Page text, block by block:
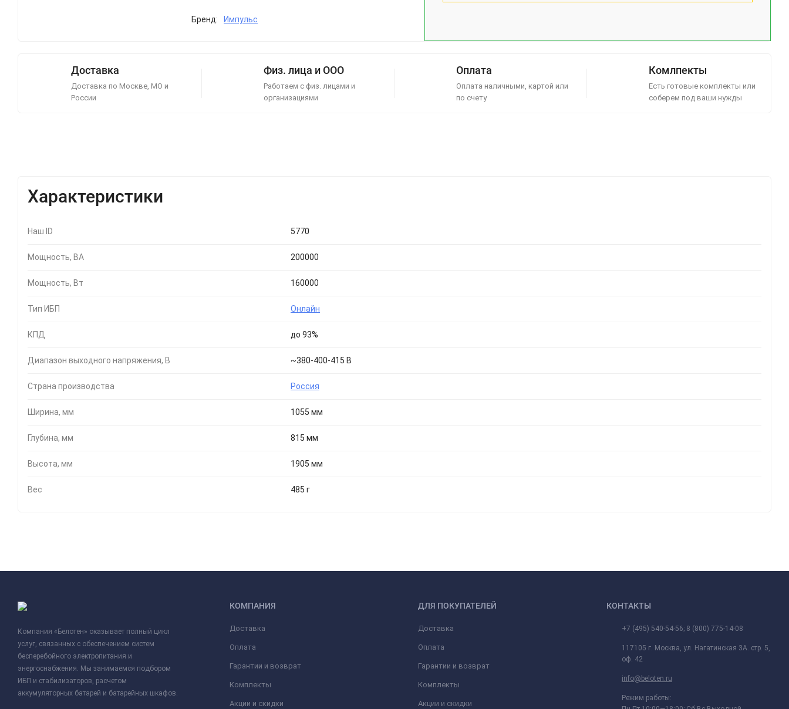
Бренд: Импульс
Доставка
Доставка по Москве, МО и
России
Физ. лица и ООО
Работаем с физ. лицами и
организациями
Оплата
Оплата наличными, картой или
по счету
Комлпекты
Есть готовые комплекты или
соберем под ваши нужды
Характеристики
Наш ID 5770
Мощность, ВА 200000
Мощность, Вт 160000
Тип ИБП Онлайн
КПД до 93%
Диапазон выходного напряжения, В ~380-400-415 В
Страна производства Россия
Ширина, мм 1055 мм
Глубина, мм 815 мм
Высота, мм 1905 мм
Вес 485 г
Компания «Белотен» оказывает полный цикл
услуг, связанных с обеспечением систем
бесперебойного электропитания и
энергоснабжения. Мы занимаемся подбором
ИБП и стабилизаторов, расчетом
аккумуляторных батарей и батарейных шкафов.
КОМПАНИЯ
Доставка
Оплата
Гарантии и возврат
Комплекты
Акции и скидки
ДЛЯ ПОКУПАТЕЛЕЙ
Доставка
Оплата
Гарантии и возврат
Комплекты
Акции и скидки
КОНТАКТЫ
+7 (495) 540-54-56; 8 (800) 775-14-08
117105 г. Москва, ул. Нагатинская 3А. стр. 5,
оф. 42
info@beloten.ru
Режим работы: